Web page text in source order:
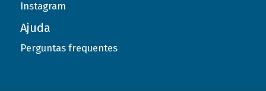
Instagram
Ajuda
Perguntas frequentes